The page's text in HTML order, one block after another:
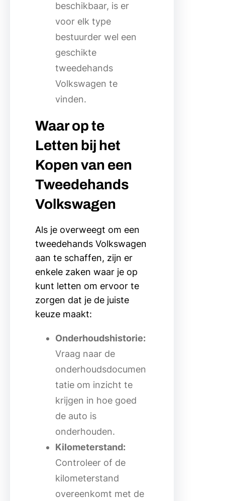
beschikbaar, is er
voor elk type
bestuurder wel een
geschikte
tweedehands
Volkswagen te
vinden.
Waar op te
Letten bij het
Kopen van een
Tweedehands
Volkswagen
Als je overweegt om een
tweedehands Volkswagen
aan te schaffen, zijn er
enkele zaken waar je op
kunt letten om ervoor te
zorgen dat je de juiste
keuze maakt:
Onderhoudshistorie:
Vraag naar de
onderhoudsdocumen
tatie om inzicht te
krijgen in hoe goed
de auto is
onderhouden.
Kilometerstand:
Controleer of de
kilometerstand
overeenkomt met de